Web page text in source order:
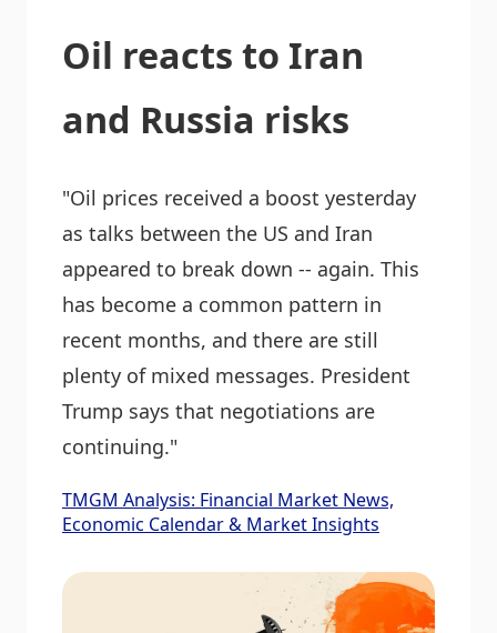
Oil reacts to Iran
and Russia risks
"Oil prices received a boost yesterday
as talks between the US and Iran
appeared to break down -- again. This
has become a common pattern in
recent months, and there are still
plenty of mixed messages. President
Trump says that negotiations are
continuing."
TMGM Analysis: Financial Market News,
Economic Calendar & Market Insights